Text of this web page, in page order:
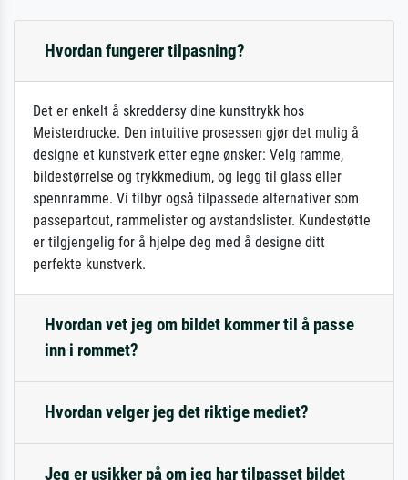
Hvordan fungerer tilpasning?
Det er enkelt å skreddersy dine kunsttrykk hos
Meisterdrucke. Den intuitive prosessen gjør det mulig å
designe et kunstverk etter egne ønsker: Velg ramme,
bildestørrelse og trykkmedium, og legg til glass eller
spennramme. Vi tilbyr også tilpassede alternativer som
passepartout, rammelister og avstandslister. Kundestøtte
er tilgjengelig for å hjelpe deg med å designe ditt
perfekte kunstverk.
Hvordan vet jeg om bildet kommer til å passe
inn i rommet?
Hvordan velger jeg det riktige mediet?
Jeg er usikker på om jeg har tilpasset bildet